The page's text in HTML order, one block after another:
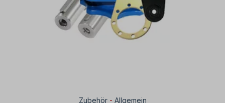
Zubehör- Allgemein